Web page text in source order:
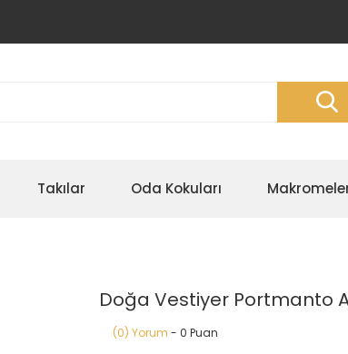
Takılar Oda Kokuları
Doğa Vestiyer Portmanto
(0) Yorum - 0 Puan